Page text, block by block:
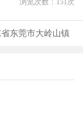
东莞市大岭山镇